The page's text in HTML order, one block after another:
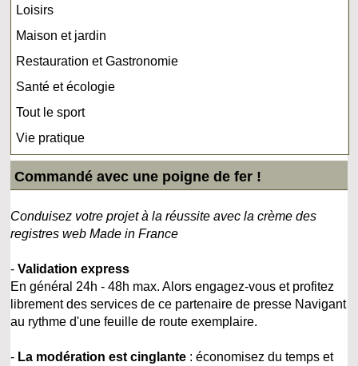
Loisirs
Maison et jardin
Restauration et Gastronomie
Santé et écologie
Tout le sport
Vie pratique
Commandé avec une poigne de fer !
Conduisez votre projet à la réussite avec la crème des
registres web Made in France
-Validation express
En général 24h - 48h max. Alors engagez-vous et profitez
librement des services de ce partenaire de presse Navigant
au rythme d'une feuille de route exemplaire.
- La modération est cinglante : économisez du temps et